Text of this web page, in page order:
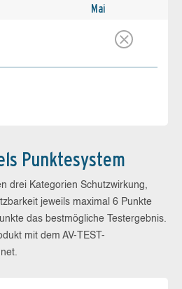
Mai
Punktesystem
drei Kategorien Schutzwirkung,
jeweils maximal 6 Punkte
das bestmögliche Testergebnis.
mit dem AV-TEST-